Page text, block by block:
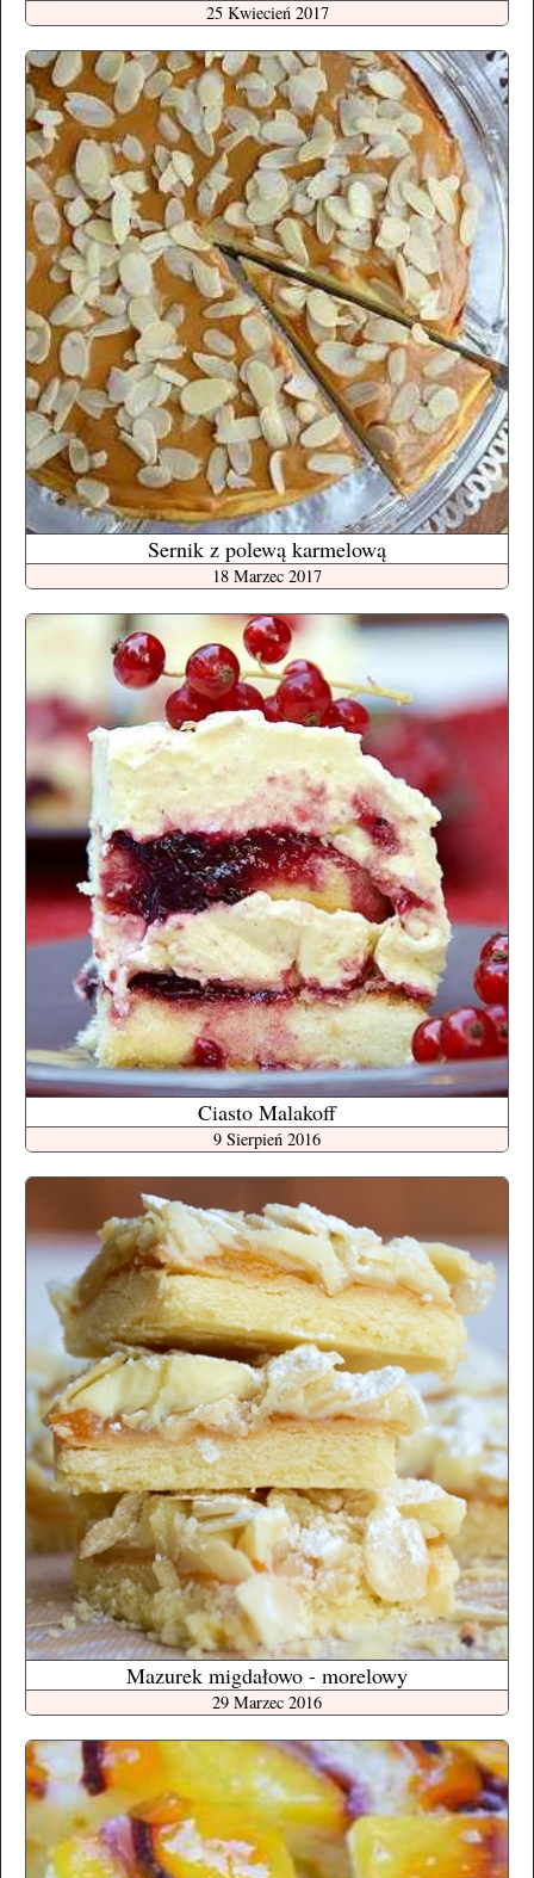
25 Kwiecień 2017
Sernik z polewą karmelową
18 Marzec 2017
Ciasto Malakoff
9 Sierpień 2016
Mazurek migdałowo - morelowy
29 Marzec 2016